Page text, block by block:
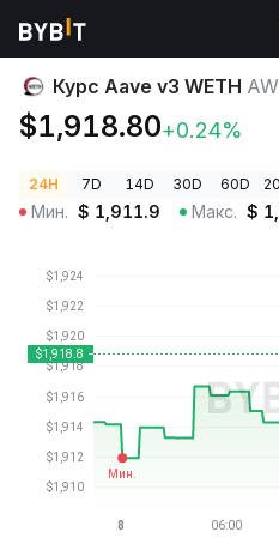
Цены криптовалют Курс Aave
Курс Aave v3 WETH
$1,918.80+0.24%
24H 7D 14D 30D 60D
Мин. $ 1,911.9 Макс. $